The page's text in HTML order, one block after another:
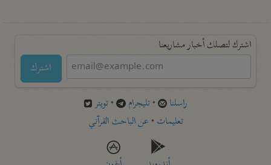
اشترك لتصلك أخبار مشاريعنا
اشترك
راسلنا •تليجرام •تويتر
تعليمات •عن الباحث القرآني